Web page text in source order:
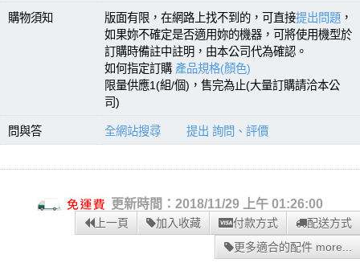
購物須知 版面有限，在網路上找不到的，可直接提出問題 ，
如果妳不確定是否適用妳的機器，可將使用機型於
訂購時備註中註明，由本公司代為確認。
如何指定訂購 產品規格(顏色)
限量供應1(組/個)，售完為止(大量訂購請洽本公
司)
問與答 全網站搜尋 提出 詢問、評價
更新時間：2018/11/29 上午 01:26:00
上一頁 加入收藏 付款方式
配送方式
更多適合的配件 more...